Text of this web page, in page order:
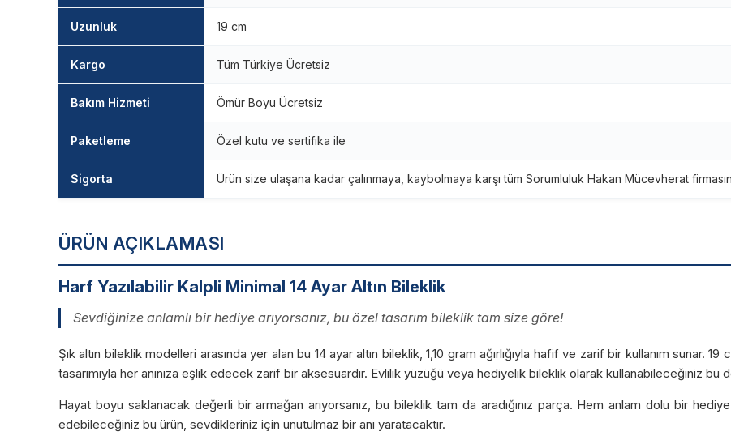
ÜRÜN AÇIKLAMASI
Harf Yazılabilir Kalpli Minimal 14 Ayar Altın Bileklik
Sevdiğinize anlamlı bir hediye arıyorsanız, bu özel tasarım bileklik tam size göre!
Şık altın bileklik modelleri arasında yer alan bu 14 ayar altın bileklik, 1,10 gram ağırlığıyla hafif ve zarif bir kullanım sunar.
tasarımıyla her anınıza eşlik edecek zarif bir aksesuardır. Evlilik yüzüğü veya hediyelik bileklik olarak kullanabileceğiniz bu
Hayat boyu saklanacak değerli bir armağan arıyorsanız, bu bileklik tam da aradığınız parça. Hem anlam dolu bir hediye
edebileceğiniz bu ürün, sevdikleriniz için unutulmaz bir anı yaratacaktır.
Uzunluk 19 cm
Kargo Tüm Türkiye Ücretsiz
Bakım Hizmeti Ömür Boyu Ücretsiz
Paketleme Özel kutu ve sertifika ile
Sigorta Ürün size ulaşana kadar çalınmaya, kaybolmaya karşı tüm Sorumluluk Hakan Mücevherat